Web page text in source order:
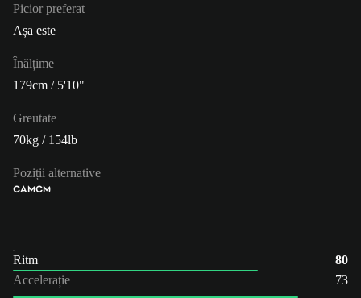
Picior preferat
Așa este
Înălțime
179cm / 5'10"
Greutate
70kg / 154lb
Poziții alternative
CAMCM
Ritm
80
Accelerație
73